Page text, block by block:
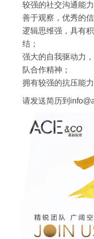
较强的社交沟通能
善于观察，优秀的
逻辑思维强，具有
结；
强大的自我驱动力
队合作精神；
拥有较强的抗压能
请发送简历到